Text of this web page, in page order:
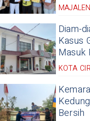
Diam-
Kasus
Masuk
KOTA
Bersih